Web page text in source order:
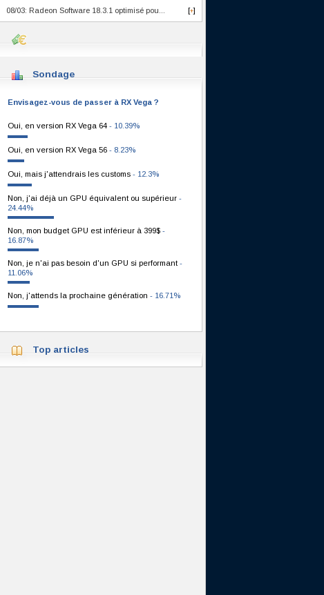
[+]
08/03: Radeon Software 18.3.1 optimisé pou...
Sondage
Envisagez-vous de passer à RX Vega ?
Oui, en version RX Vega 64 - 10.39%
Oui, en version RX Vega 56 - 8.23%
Oui, mais j'attendrais les customs - 12.3%
Non, j'ai déjà un GPU équivalent ou supérieur -
24.44%
Non, mon budget GPU est inférieur à 399$ -
16.87%
Non, je n'ai pas besoin d'un GPU si performant -
11.06%
Non, j'attends la prochaine génération - 16.71%
Top articles